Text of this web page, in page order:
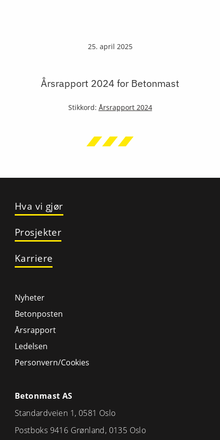
25. april 2025
Årsrapport 2024 for Betonmast
Stikkord: Årsrapport 2024
Hva vi gjør
Prosjekter
Karriere
Nyheter
Betonposten
Årsrapport
Ledelsen
Personvern/Cookies
Betonmast AS
Standardveien 1, 0581 Oslo
Postboks 9416 Grønland, 0135 Oslo